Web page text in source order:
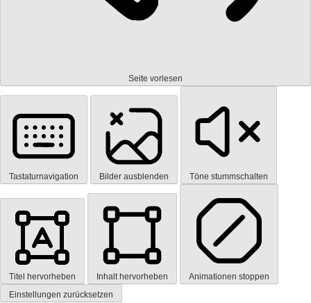
Seite vorlesen
Tastaturnavigation Bilder ausblenden Töne stummschalten
Titel hervorheben Inhalt hervorheben
Animationen stoppen
Einstellungen zurücksetzen